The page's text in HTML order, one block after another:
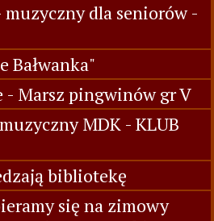
muzyczny dla seniorów -
Bałwanka"
- Marsz pingwinów gr V
MDK - KLUB
bibliotekę
się na zimowy